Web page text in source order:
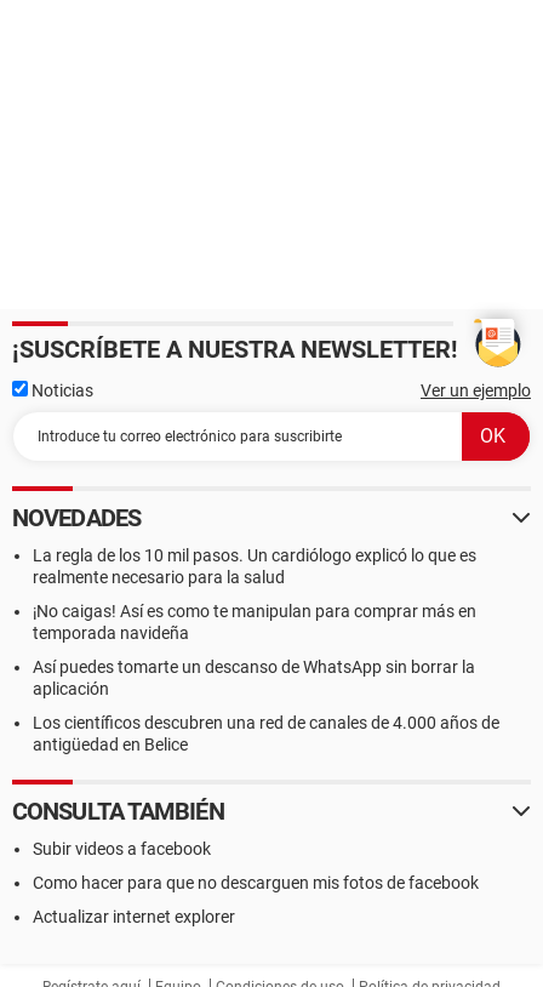
¡SUSCRÍBETE A NUESTRA NEWSLETTER!
Noticias Ver un ejemplo
NOVEDADES
La regla de los 10 mil pasos. Un cardiólogo explicó lo que es
realmente necesario para la salud
¡No caigas! Así es como te manipulan para comprar más en
temporada navideña
Así puedes tomarte un descanso de WhatsApp sin borrar la
aplicación
Los científicos descubren una red de canales de 4.000 años de
antigüedad en Belice
CONSULTA TAMBIÉN
Subir videos a facebook
Como hacer para que no descarguen mis fotos de facebook
Actualizar internet explorer